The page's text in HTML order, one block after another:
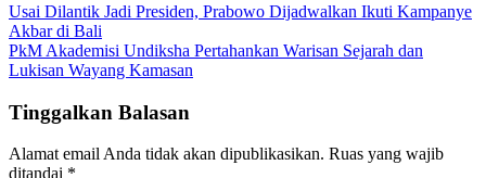
Usai Dilantik Jadi Presiden, Prabowo Dijadwalkan Ikuti Kampanye
Akbar di Bali
PkM Akademisi Undiksha Pertahankan Warisan Sejarah dan
Lukisan Wayang Kamasan
Tinggalkan Balasan
Alamat email Anda tidak akan dipublikasikan. Ruas yang wajib
ditandai *